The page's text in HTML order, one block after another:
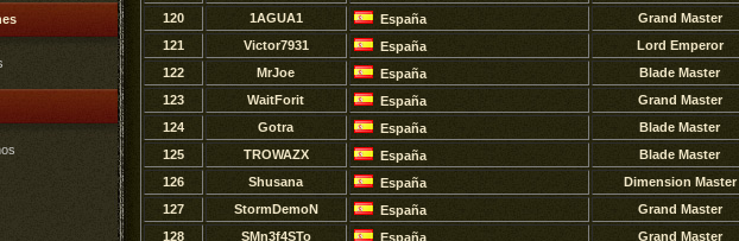
120
1AGUA1 España Grand Master
121
Victor7931 España Lord Emperor
122
MrJoe España Blade Master
123
WaitForit España Grand Master
124
Gotra España Blade Master
125
TROWAZX España Blade Master
126
Shusana España Dimension Master
127
StormDemoN España Grand Master
128
SMn3f4STo España Grand Master